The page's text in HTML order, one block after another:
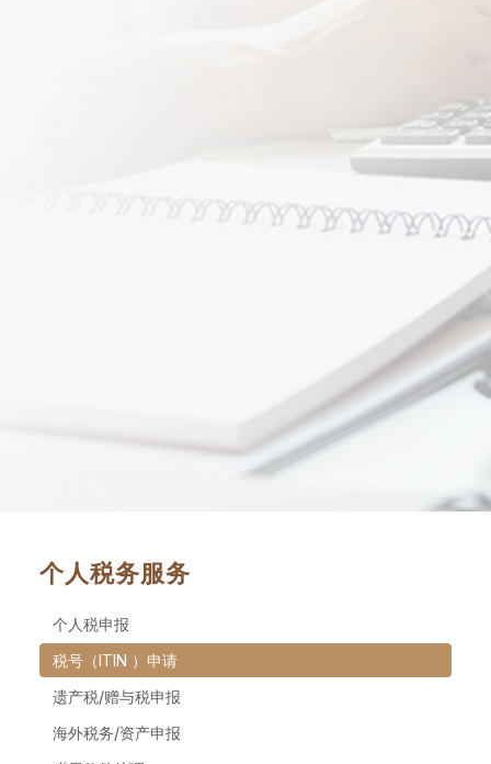
个人税务服务
个人税申报
税号（ITIN ）申请
遗产税/赠与税申报
海外税务/资产申报